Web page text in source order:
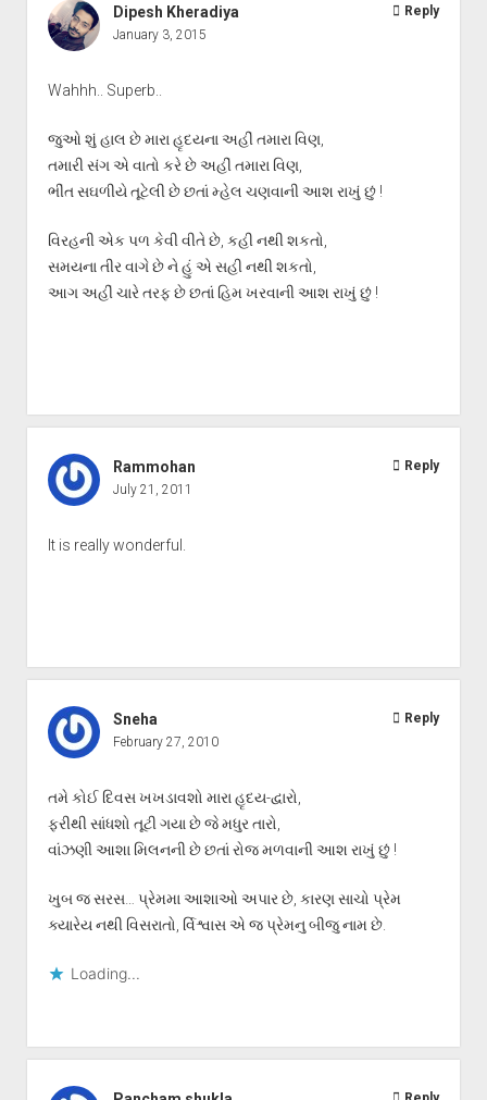
Dipesh Kheradiya
January 3, 2015
Wahhh.. Superb..
જુઓ શું હાલ છે મારા હૃદયના અહીં તમારા વિણ,
તમારી સંગ એ વાતો કરે છે અહીં તમારા વિણ,
ભીંત સઘળીયે તૂટેલી છે છતાં મ્હેલ ચણવાની આશ રાખું છું !
વિરહની એક પળ કેવી વીતે છે, કહી નથી શકતો,
સમયના તીર વાગે છે ને હું એ સહી નથી શકતો,
આગ અહીં ચારે તરફ છે છતાં હિમ ખરવાની આશ રાખું છું !
Reply
Rammohan
July 21, 2011
It is really wonderful.
Reply
Sneha
February 27, 2010
તમે કોઈ દિવસ ખખડાવશો મારા હૃદય-દ્વારો,
ફરીથી સાંધશો તૂટી ગયા છે જે મધુર તારો,
વાંઝણી આશા મિલનની છે છતાં રોજ મળવાની આશ રાખું છું !
ખુબ જ સરસ… પ્રેમમા આશાઓ અપાર છે, કારણ સાચો પ્રેમ
ક્યારેય નથી વિસરાતો, ર્વિશ્વાસ એ જ પ્રેમનુ બીજુ નામ છે.
Loading...
Reply